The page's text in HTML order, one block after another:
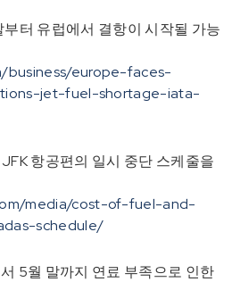
부터 유럽에서 결항이 시작될 가능
business/europe-faces-
jet-fuel-shortage-iata-
항공편의 일시 중단 스케줄을
media/cost-of-fuel-and-
schedule/
5월 말까지 연료 부족으로 인한